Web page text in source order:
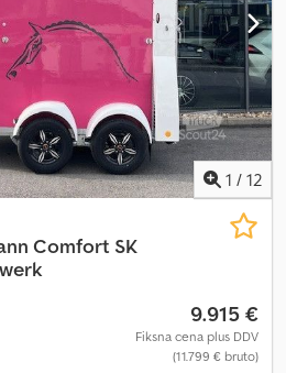
je možen samo po predhodnem
preko WhatsAppa ne odgovarjamo.
1 / 12
Comfort SK
9.915 €
Fiksna cena plus DDV
(11.799 € bruto)